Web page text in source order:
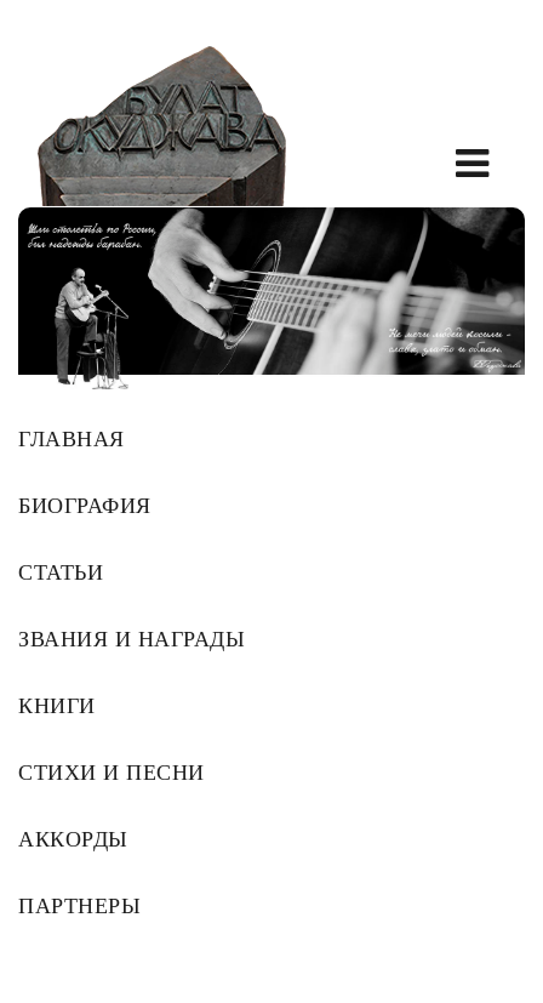
ГЛАВНАЯ
БИОГРАФИЯ
СТАТЬИ
ЗВАНИЯ И НАГРАДЫ
КНИГИ
СТИХИ И ПЕСНИ
АККОРДЫ
ПАРТНЕРЫ